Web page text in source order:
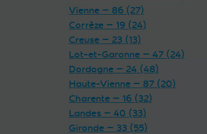
Vienne — 86 (27)
Corrèze — 19 (24)
Creuse — 23 (13)
Lot-et-Garonne — 47 (24)
Dordogne — 24 (48)
Haute-Vienne — 87 (20)
Charente — 16 (32)
Landes — 40 (33)
Gironde — 33 (55)